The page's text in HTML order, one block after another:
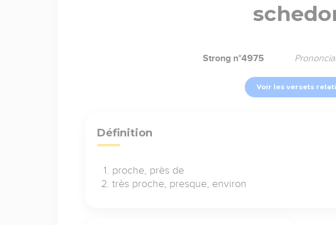
Strong n°4975
Voir les versets
Définition
proche, près de
très proche, presque, environ